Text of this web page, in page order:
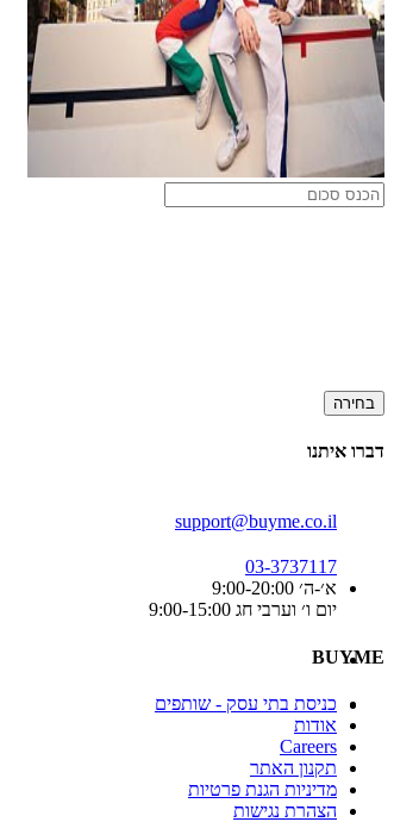
בחירה
דברו איתנו
support@buyme.co.il
03-3737117
א׳-ה׳ 9:00-20:00
יום ו׳ וערבי חג 9:00-15:00
BUYME
כניסת בתי עסק - שותפים
אודות
Careers
תקנון האתר
מדיניות הגנת פרטיות
הצהרת נגישות